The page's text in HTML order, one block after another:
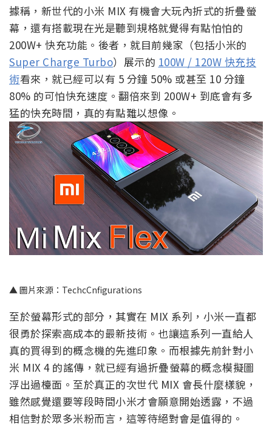
據稱，新世代的小米 MIX 有機會大玩內折式的折疊螢
幕，還有搭載現在光是聽到規格就覺得有點怕怕的
200W+ 快充功能。後者，就目前幾家（包括小米的
Super Charge Turbo）展示的 100W / 120W 快充技
術看來，就已經可以有 5 分鐘 50% 或甚至 10 分鐘
80% 的可怕快充速度。翻倍來到 200W+ 到底會有多
猛的快充時間，真的有點難以想像。
▲ 圖片來源：TechcCnfigurations
至於螢幕形式的部分，其實在 MIX 系列，小米一直都
很勇於探索高成本的最新技術。也讓這系列一直給人
真的買得到的概念機的先進印象。而根據先前針對小
米 MIX 4 的謠傳，就已經有過折疊螢幕的概念模擬圖
浮出過檯面。至於真正的次世代 MIX 會長什麼樣貌，
雖然感覺還要等段時間小米才會願意開始透露，不過
相信對於眾多米粉而言，這等待絕對會是值得的。